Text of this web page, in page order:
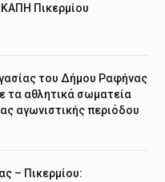
Πικερμίου
του Δήμου Ραφήνας
τα αθλητικά σωματεία
αγωνιστικής περιόδου
– Πικερμίου: